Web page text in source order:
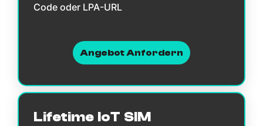
Code oder LPA-URL
Angebot Anfordern
Lifetime IoT SIM